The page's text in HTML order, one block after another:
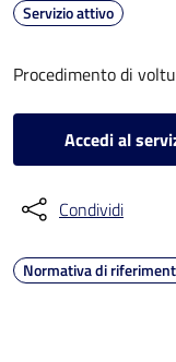
Servizio attivo
Procedimento di
Accedi al
Condividi
Normativa di